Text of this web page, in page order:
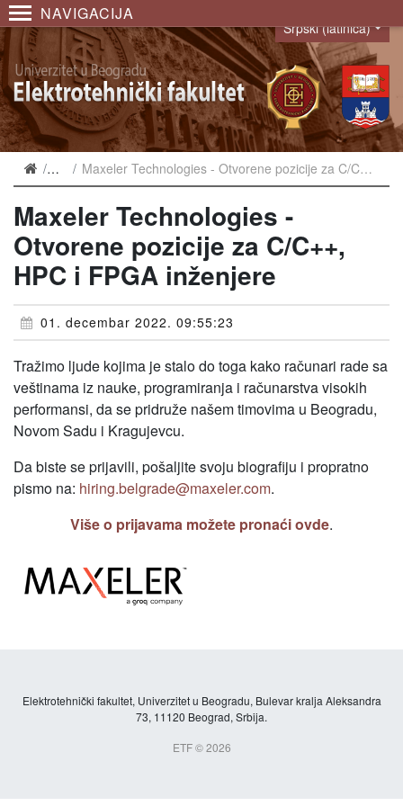
NAVIGACIJA
Language
Srpski (latinica)
Vesti Maxeler Technologies - Otvorene pozicije za C/C++, HPC i FPGA inženjere
Maxeler Technologies -
Otvorene pozicije za C/C++,
HPC i FPGA inženjere
01. decembar 2022. 09:55:23
Tražimo ljude kojima je stalo do toga kako računari rade sa
veštinama iz nauke, programiranja i računarstva visokih
performansi, da se pridruže našem timovima u Beogradu,
Novom Sadu i Kragujevcu.
Da biste se prijavili, pošaljite svoju biografiju i propratno
pismo na: hiring.belgrade@maxeler.com.
Više o prijavama možete pronaći ovde.
Elektrotehnički fakultet, Univerzitet u Beogradu, Bulevar kralja Aleksandra
73, 11120 Beograd, Srbija.
ETF © 2026